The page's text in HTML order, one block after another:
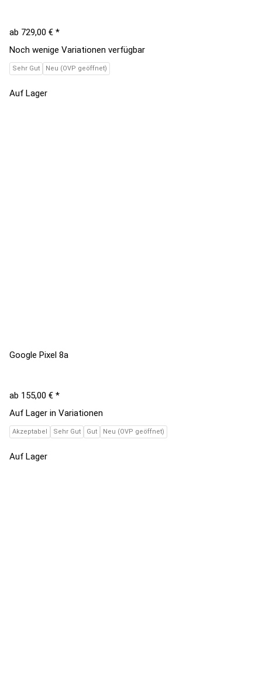
ab 729,00 € *
Noch wenige Variationen verfügbar
Sehr Gut Neu (OVP geöffnet)
Auf Lager
Google Pixel 8a
ab 155,00 € *
Auf Lager in Variationen
Akzeptabel Sehr Gut Gut Neu (OVP geöffnet)
Auf Lager